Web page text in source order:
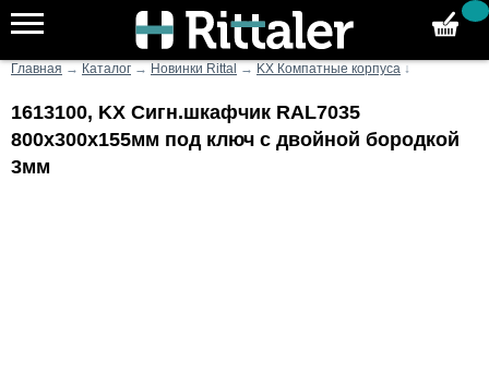
Главная → Каталог → Новинки Rittal → KX Компатные корпуса ↓
1613100, KX Сигн.шкафчик RAL7035
800х300х155мм под ключ с двойной бородкой
3мм